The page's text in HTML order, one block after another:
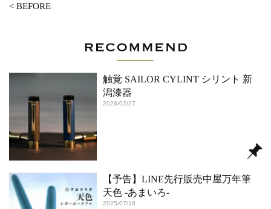
<BEFORE
触覚 SAILOR CYLINT シリント 新
潟漆器
2026/02/27
【予告】LINE先行販売中屋万年筆
天色 -あまいろ-
2025/07/16